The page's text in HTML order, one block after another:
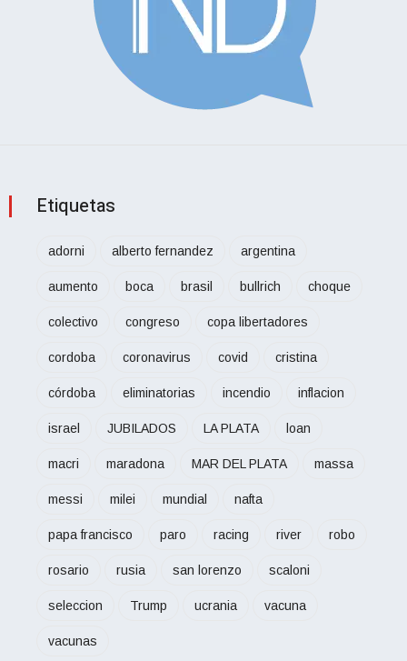
Etiquetas
adorni alberto fernandez argentina
aumento boca brasil bullrich choque
colectivo congreso copa libertadores
cordoba coronavirus covid cristina
córdoba eliminatorias incendio inflacion
israel JUBILADOS LA PLATA loan
macri maradona MAR DEL PLATA massa
messi milei mundial nafta
papa francisco paro racing river robo
rosario rusia san lorenzo scaloni
seleccion Trump ucrania vacuna
vacunas